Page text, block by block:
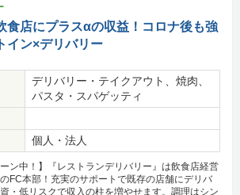
食店にプラスαの収益！コロナ後も強
イン×デリバリー
デリバリー・テイクアウト、焼肉、
パスタ・スパゲッティ
個人・法人
ーン中！】『レストランデリバリー』は飲食店経営
FC本部！充実のサポートで既存の店舗にデリバ
・低リスクで収入の柱を増やせます。調理はシン